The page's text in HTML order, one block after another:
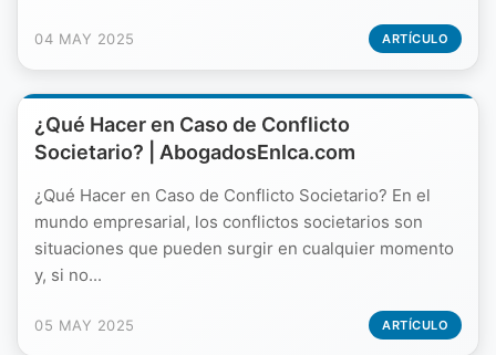
04 MAY 2025 ARTÍCULO
¿Qué Hacer en Caso de Conflicto
Societario? | AbogadosEnIca.com
¿Qué Hacer en Caso de Conflicto Societario? En el
mundo empresarial, los conflictos societarios son
situaciones que pueden surgir en cualquier momento
y, si no...
05 MAY 2025 ARTÍCULO